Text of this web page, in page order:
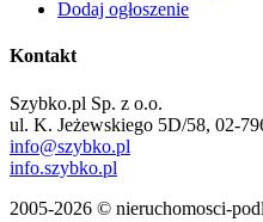
Dodaj ogłoszenie
Kontakt
Szybko.pl Sp. z o.o.
ul. K. Jeżewskiego 5D/58, 02-
info@szybko.pl
info.szybko.pl
2005-2026 © nieruchomosci-